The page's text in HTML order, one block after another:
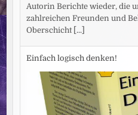
Autorin Berichte wieder, die
zahlreichen Freunden und
Oberschicht [...]
Einfach logisch denken!